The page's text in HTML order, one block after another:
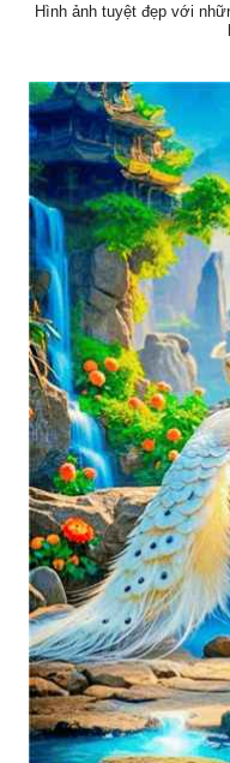
Hình ảnh tuyệt đẹp với